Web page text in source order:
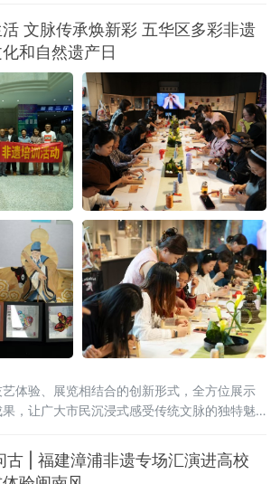
客栈的风铃，是滤镜下的云卷云舒。直到我循
着王宁书记的足迹，走进昆明那些因水而迁、
因水而兴的土地，才读懂其深意：云南的生
活，不仅是造物主的偏爱，更是奋斗者的烟
火。一、有一种叫云南的生活，从心出发这
文脉传承焕新彩 五华区多彩非遗
和自然遗产日
体验、展览相结合的创新形式，全方位展示
，让广大市民沉浸式感受传统文脉的独特魅
古 | 福建漳浦非遗专场汇演进高校